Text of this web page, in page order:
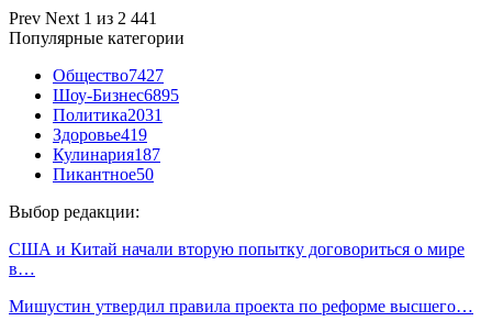
Prev Next 1 из 2 441
Популярные категории
Общество7427
Шоу-Бизнес6895
Политика2031
Здоровье419
Кулинария187
Пикантное50
Выбор редакции:
США и Китай начали вторую попытку договориться о мире
в…
Мишустин утвердил правила проекта по реформе высшего…